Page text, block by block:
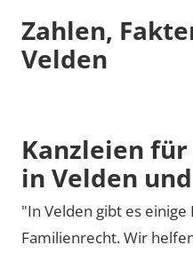
Zahlen,
Velden
Kanzleien
in Velden
"In Velden gibt es einige
Familienrecht. Wir